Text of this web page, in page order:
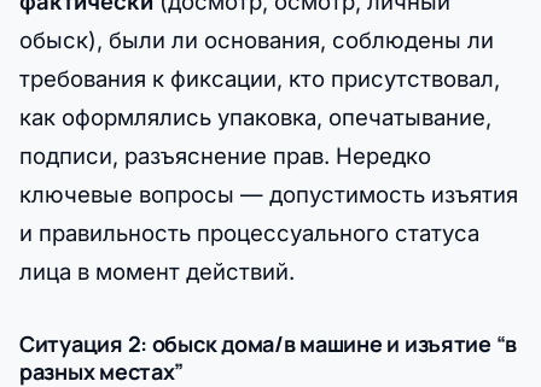
обыск), были ли основания, соблюдены ли
требования к фиксации, кто присутствовал,
как оформлялись упаковка, опечатывание,
подписи, разъяснение прав. Нередко
ключевые вопросы — допустимость изъятия
и правильность процессуального статуса
лица в момент действий.
Ситуация 2: обыск дома/в машине и изъятие “в
разных местах”